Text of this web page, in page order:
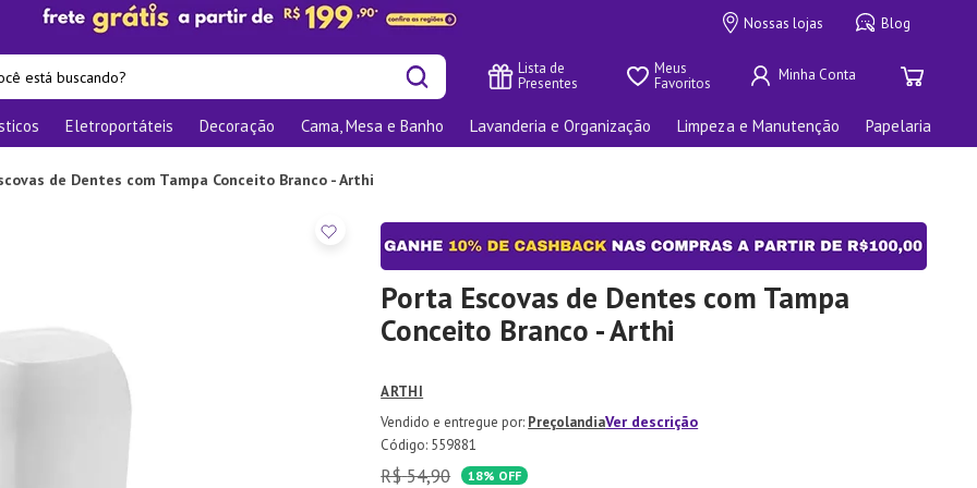
Nossas lojas Blog
está buscando?
Lista de
Presentes
Meus
Favoritos
Eletroportáteis Decoração Cama, Mesa e Banho Lavanderia e Organização Limpeza e Manutenção Papelaria
de Dentes com Tampa Conceito Branco - Arthi
Porta Escovas de Dentes com Tampa
Conceito Branco - Arthi
ARTHI
PreçolandiaVer descrição
: 559881
R$ 54,90 18% OFF
buscados